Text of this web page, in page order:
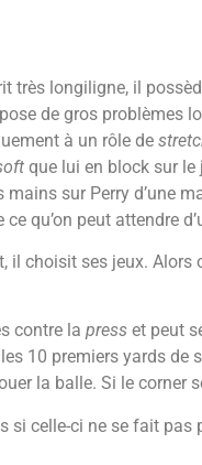
longiligne, il
de gros problèmes
à un rôle de
que lui en block sur
sur Perry d’une
qu’on peut attendre
choisit ses jeux.
contre la press et peut
10 premiers yards de
la balle. Si le corner
celle-ci ne se fait